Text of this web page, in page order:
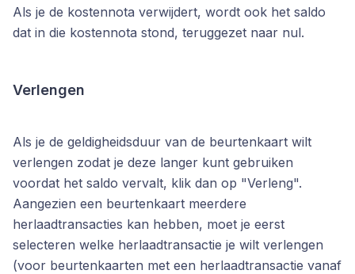
Als je de kostennota verwijdert, wordt ook het saldo
dat in die kostennota stond, teruggezet naar nul.
Verlengen
Als je de geldigheidsduur van de beurtenkaart wilt
verlengen zodat je deze langer kunt gebruiken
voordat het saldo vervalt, klik dan op "Verleng".
Aangezien een beurtenkaart meerdere
herlaadtransacties kan hebben, moet je eerst
selecteren welke herlaadtransactie je wilt verlengen
(voor beurtenkaarten met een herlaadtransactie vanaf